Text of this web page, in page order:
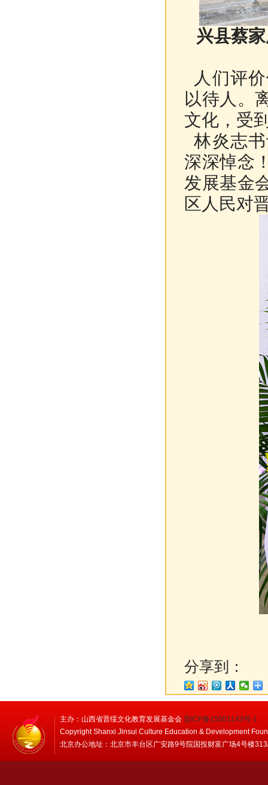
兴县蔡
人们评
以待人。
文化，受
林炎志
深深悼念
发展基金
区人民对
分享到：
主办：山西省晋绥文化教育发展基金会 晋ICP备15001143号-1
Copyright Shanxi Jinsui Culture Education & Development
北京办公地址：北京市丰台区广安路9号院国投财富广场4号楼